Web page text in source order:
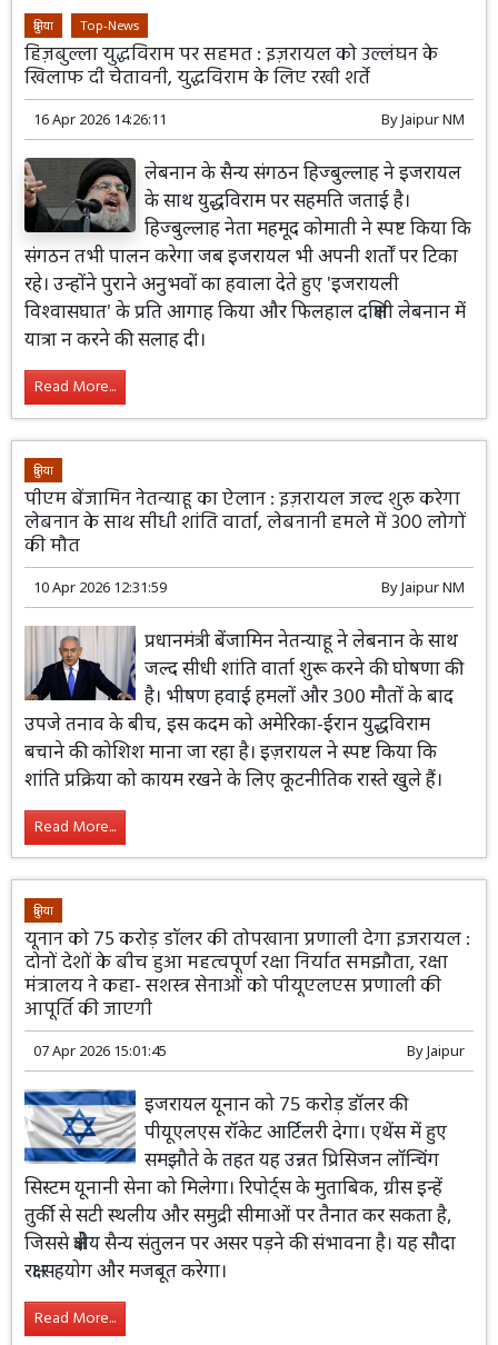
दुनिया Top-News
हिज़बुल्ला युद्धविराम पर सहमत : इज़रायल को उल्लंघन के
खिलाफ दी चेतावनी, युद्धविराम के लिए रखी शर्ते
16 Apr 2026 14:26:11 ByJaipur NM
लेबनान के सैन्य संगठन हिज्बुल्लाह ने इजरायल
के साथ युद्धविराम पर सहमति जताई है।
हिज्बुल्लाह नेता महमूद कोमाती ने स्पष्ट किया कि
संगठन तभी पालन करेगा जब इजरायल भी अपनी शर्तों पर टिका
रहे। उन्होंने पुराने अनुभवों का हवाला देते हुए 'इजरायली
विश्वासघात' के प्रति आगाह किया और फिलहाल दक्षिणी लेबनान में
यात्रा न करने की सलाह दी।
Read More...
दुनिया
पीएम बेंजामिन नेतन्याहू का ऐलान : इज़रायल जल्द शुरू करेगा
लेबनान के साथ सीधी शांति वार्ता, लेबनानी हमले में 300 लोगों
की मौत
10 Apr 2026 12:31:59 ByJaipur NM
प्रधानमंत्री बेंजामिन नेतन्याहू ने लेबनान के साथ
जल्द सीधी शांति वार्ता शुरू करने की घोषणा की
है। भीषण हवाई हमलों और 300 मौतों के बाद
उपजे तनाव के बीच, इस कदम को अमेरिका-ईरान युद्धविराम
बचाने की कोशिश माना जा रहा है। इज़रायल ने स्पष्ट किया कि
शांति प्रक्रिया को कायम रखने के लिए कूटनीतिक रास्ते खुले हैं।
Read More...
दुनिया
यूनान को 75 करोड़ डॉलर की तोपखाना प्रणाली देगा इजरायल :
दोनों देशों के बीच हुआ महत्वपूर्ण रक्षा निर्यात समझौता, रक्षा
मंत्रालय ने कहा- सशस्त्र सेनाओं को पीयूएलएस प्रणाली की
आपूर्ति की जाएगी
07 Apr 2026 15:01:45 ByJaipur
इजरायल यूनान को 75 करोड़ डॉलर की
पीयूएलएस रॉकेट आर्टिलरी देगा। एथेंस में हुए
समझौते के तहत यह उन्नत प्रिसिजन लॉन्चिंग
सिस्टम यूनानी सेना को मिलेगा। रिपोर्ट्स के मुताबिक, ग्रीस इन्हें
तुर्की से सटी स्थलीय और समुद्री सीमाओं पर तैनात कर सकता है,
जिससे क्षेत्रीय सैन्य संतुलन पर असर पड़ने की संभावना है। यह सौदा
रक्षा सहयोग और मजबूत करेगा।
Read More...